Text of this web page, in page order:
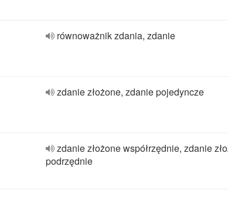
równoważnik zdania, zdanie
zdanie złożone, zdanie pojedyncze
zdanie złożone współrzędnie, zdanie
podrzędnie